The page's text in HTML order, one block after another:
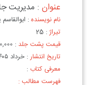
عنوان : مدیریت
نام نویسنده:
تیراژ: 25
قیمت پشت جلد : 7,040,000
تاریخ انتشار: خرداد ۱۴۰۵
معرفی کتاب :
فهرست مطالب :